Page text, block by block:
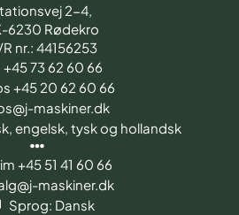
2-4,
6230 Rødekro
nr.: 44156253
+45 73 62 60 66
+45 20 62 60 66
maskiner.dk
engelsk, tysk og hollandsk
+45 51 41 60 66
maskiner.dk
Sprog: Dansk